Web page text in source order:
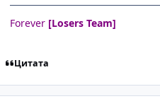
Forever [Losers Team]
Цитата